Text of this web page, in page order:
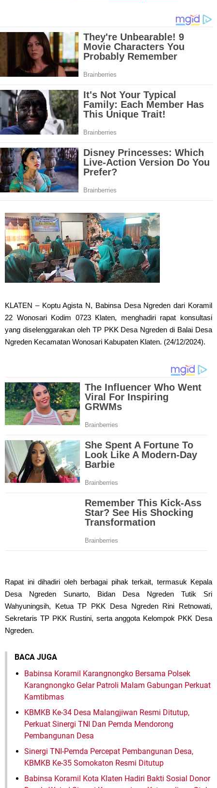
KLATEN – Koptu Agista N, Babinsa Desa Ngreden dari Koramil
22 Wonosari Kodim 0723 Klaten, menghadiri rapat konsultasi
yang diselenggarakan oleh TP PKK Desa Ngreden di Balai Desa
Ngreden Kecamatan Wonosari Kabupaten Klaten. (24/12/2024).
Rapat ini dihadiri oleh berbagai pihak terkait, termasuk Kepala
Desa Ngreden Sunarto, Bidan Desa Ngreden Tutik Sri
Wahyuningsih, Ketua TP PKK Desa Ngreden Rini Retnowati,
Sekretaris TP PKK Rustini, serta anggota Kelompok PKK Desa
Ngreden.
BACA JUGA
Babinsa Koramil Karangnongko Bersama Polsek
Karangnongko Gelar Patroli Malam Gabungan Perkuat
Kamtibmas
KBMKB Ke-34 Desa Malangjiwan Resmi Ditutup,
Perkuat Sinergi TNI Dan Pemda Mendorong
Pembangunan Desa
Sinergi TNI-Pemda Percepat Pembangunan Desa,
KBMKB Ke-35 Somokaton Resmi Ditutup
Babinsa Koramil Kota Klaten Hadiri Bakti Sosial Donor